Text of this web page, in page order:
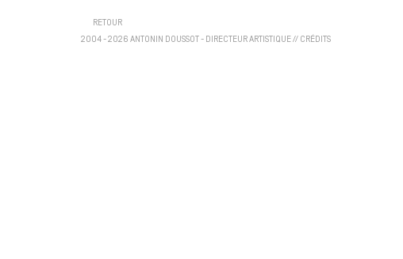
RETOUR
2004 - 2026 ANTONIN DOUSSOT - DIRECTEUR ARTISTIQUE// CRÉDITS